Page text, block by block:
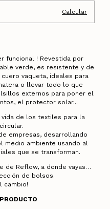
Calcular
funcional ! Revestida por
verde, es resistente y de
vaqueta, ideales para
o llevar todo lo que
externos para poner el
el protector solar...
vida de los textiles para la
empresas, desarrollando
medio ambiente usando al
que se transforman.
de Reflow, a donde vayas…
de bolsos.
cambio!